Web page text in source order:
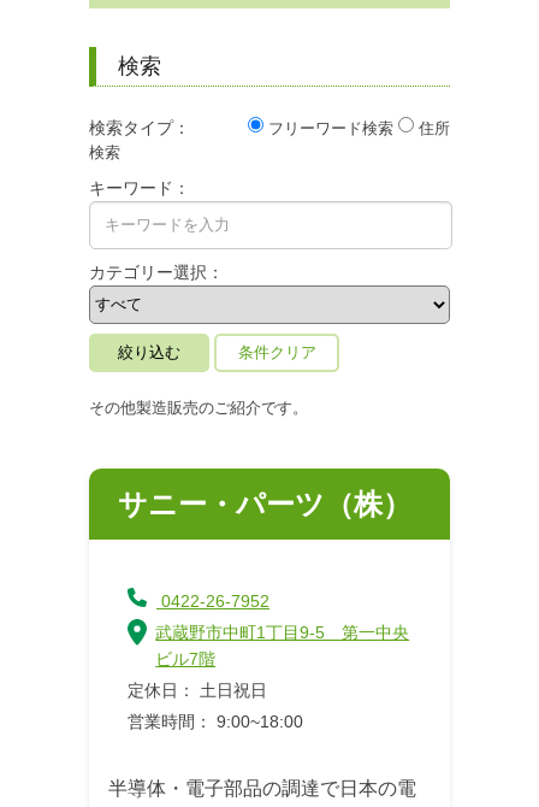
検索
検索タイプ： フリーワード検索
住所
検索
キーワード：
カテゴリー選択：
条件クリア
その他製造販売のご紹介です。
サニー・パーツ（株）
0422-26-7952
武蔵野市中町1丁目9-5 第一中央
ビル7階
定休日： 土日祝日
営業時間： 9:00~18:00
半導体・電子部品の調達で日本の電